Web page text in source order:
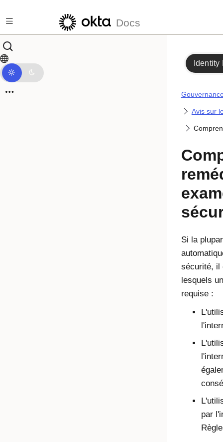
Docs
Identity
Avis sur
Si la
sécurité, il
lesquels
requise :
par